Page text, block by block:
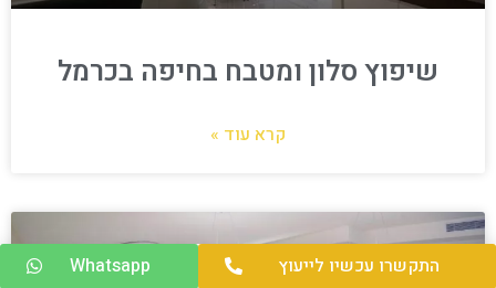
שיפוץ סלון ומטבח בחיפה בכרמל
קרא עוד »
התקשרו עכשיו לייעוץ Whatsapp